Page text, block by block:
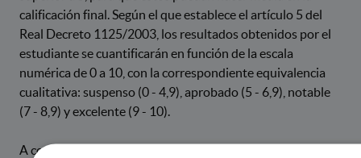
calificación final. Según el que establece el artículo 5 del
Real Decreto 1125/2003, los resultados obtenidos por el
estudiante se cuantificarán en función de la escala
numérica de 0 a 10, con la correspondiente equivalencia
cualitativa: suspenso (0 - 4,9), aprobado (5 - 6,9), notable
(7 - 8,9) y excelente (9 - 10).
A continuación se describen los sistemas de evaluación